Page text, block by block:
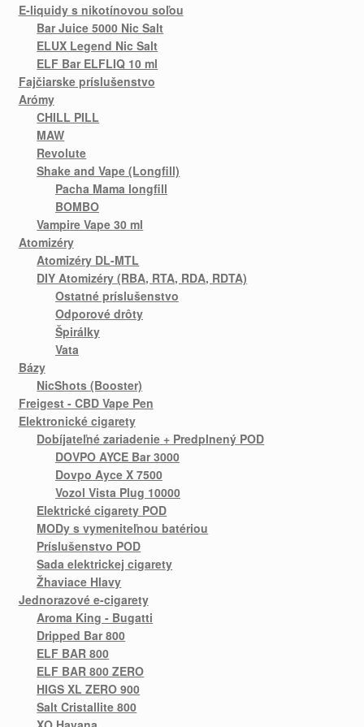
E-liquidy s nikotínovou soľou
Bar Juice 5000 Nic Salt
ELUX Legend Nic Salt
ELF Bar ELFLIQ 10 ml
Fajčiarske príslušenstvo
Arómy
CHILL PILL
MAW
Revolute
Shake and Vape (Longfill)
Pacha Mama longfill
BOMBO
Vampire Vape 30 ml
Atomizéry
Atomizéry DL-MTL
DIY Atomizéry (RBA, RTA, RDA, RDTA)
Ostatné príslušenstvo
Odporové drôty
Špirálky
Vata
Bázy
NicShots (Booster)
Freigest - CBD Vape Pen
Elektronické cigarety
Dobíjateľné zariadenie + Predplnený POD
DOVPO AYCE Bar 3000
Dovpo Ayce X 7500
Vozol Vista Plug 10000
Elektrické cigarety POD
MODy s vymeniteľnou batériou
Príslušenstvo POD
Sada elektrickej cigarety
Žhaviace Hlavy
Jednorazové e-cigarety
Aroma King - Bugatti
Dripped Bar 800
ELF BAR 800
ELF BAR 800 ZERO
HIGS XL ZERO 900
Salt Cristallite 800